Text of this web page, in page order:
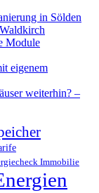
in Sölden
Module
eigenem
weiterhin? –
Immobilie